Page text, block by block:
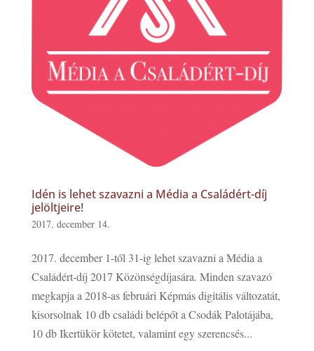
Idén is lehet szavazni a Média a Családért-díj
jelöltjeire!
2017. december 14.
2017. december 1-től 31-ig lehet szavazni a Média a
Családért-díj 2017 Közönségdíjasára. Minden szavazó
megkapja a 2018-as februári Képmás digitális változatát,
kisorsolnak 10 db családi belépőt a Csodák Palotájába,
10 db Ikertükör kötetet, valamint egy szerencsés...